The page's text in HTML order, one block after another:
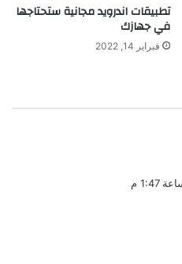
تطبيقات اندرويد مجانية ستحتاجها
في جهازك
فبراير 14, 2022